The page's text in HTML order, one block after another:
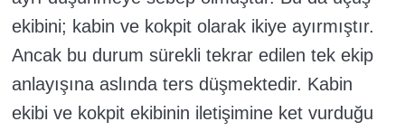
ekibini; kabin ve kokpit olarak ikiye ayırmıştır.
Ancak bu durum sürekli tekrar edilen tek ekip
anlayışına aslında ters düşmektedir. Kabin
ekibi ve kokpit ekibinin iletişimine ket vurduğu